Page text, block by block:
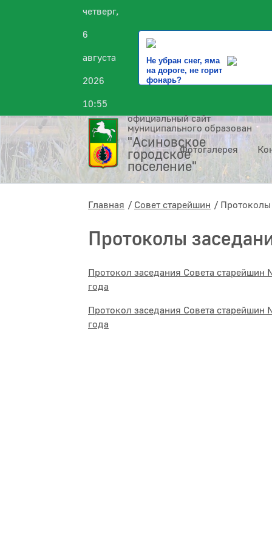
четверг,
6
августа
2026
10:55
Не убран снег, яма
на дороге, не горит
фонарь?
официальный сайт
муниципального образования
"Асиновское
городское
поселение"
Фотогалерея
Главная Совет старейшин
Протоколы
Протокол заседания Совета
года
Протокол заседания Совета
года